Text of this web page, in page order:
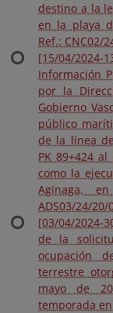
destino a la
en la playa
Ref.: CNC02/
[15/04/2024-
Información
por la
Gobierno
público
de la línea
PK 89+424
como la
Aginaga,
ADS03/24/20/
[03/04/2024-
de la
ocupación
terrestre
mayo de
temporada